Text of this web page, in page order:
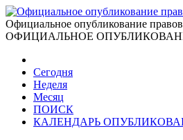
Официальное опубликование
ОФИЦИАЛЬНОЕ
Сегодня
Неделя
Месяц
ПОИСК
КАЛЕНДАРЬ